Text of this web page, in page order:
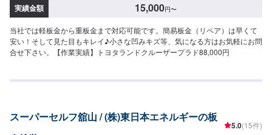
実績金額 15,000円〜
当社では軽板金から重板金まで対応可能です。簡易板金（リペア）は早くて
安い！そして見た目もキレイ♪小さな凹みキズ等、気になる方はお気軽にお問
合せ下さい。【作業実績】トヨタランドクルーザープラド88,000円
スーパーセルフ舘山 / (株)東日本エネルギーの板
5.0(15件)